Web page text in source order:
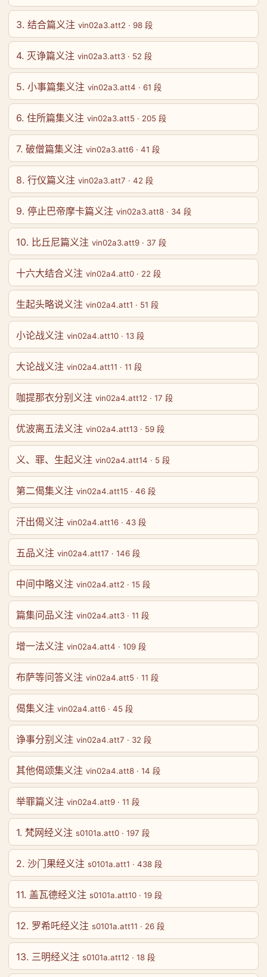
3. 结合篇义注 vin02a3.att2 · 98 段
4. 灭诤篇义注 vin02a3.att3 · 52 段
5. 小事篇集义注 vin02a3.att4 · 61 段
6. 住所篇集义注 vin02a3.att5 · 205 段
7. 破僧篇集义注 vin02a3.att6 · 41 段
8. 行仪篇义注 vin02a3.att7 · 42 段
9. 停止巴帝摩卡篇义注 vin02a3.att8 · 34 段
10. 比丘尼篇义注 vin02a3.att9 · 37 段
十六大结合义注 vin02a4.att0 · 22 段
生起头略说义注 vin02a4.att1 · 51 段
小论战义注 vin02a4.att10 · 13 段
大论战义注 vin02a4.att11 · 11 段
咖提那衣分别义注 vin02a4.att12 · 17 段
优波离五法义注 vin02a4.att13 · 59 段
义、罪、生起义注 vin02a4.att14 · 5 段
第二偈集义注 vin02a4.att15 · 46 段
汗出偈义注 vin02a4.att16 · 43 段
五品义注 vin02a4.att17 · 146 段
中间中略义注 vin02a4.att2 · 15 段
篇集问品义注 vin02a4.att3 · 11 段
增一法义注 vin02a4.att4 · 109 段
布萨等问答义注 vin02a4.att5 · 11 段
偈集义注 vin02a4.att6 · 45 段
诤事分别义注 vin02a4.att7 · 32 段
其他偈颂集义注 vin02a4.att8 · 14 段
举罪篇义注 vin02a4.att9 · 11 段
1. 梵网经义注 s0101a.att0 · 197 段
2. 沙门果经义注 s0101a.att1 · 438 段
11. 盖瓦德经义注 s0101a.att10 · 19 段
12. 罗希吒经义注 s0101a.att11 · 26 段
13. 三明经义注 s0101a.att12 · 18 段